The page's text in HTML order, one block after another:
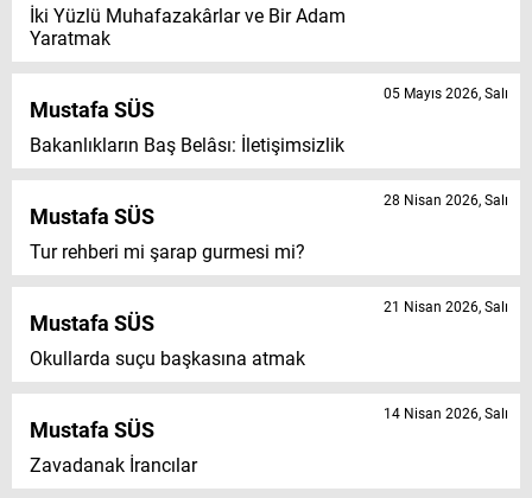
İki Yüzlü Muhafazakârlar ve Bir Adam
Yaratmak
Mustafa SÜS
Bakanlıkların Baş Belâsı: İletişimsizlik
05 Mayıs 2026, Salı
Mustafa SÜS
Tur rehberi mi şarap gurmesi mi?
28 Nisan 2026, Salı
Mustafa SÜS
Okullarda suçu başkasına atmak
21 Nisan 2026, Salı
Mustafa SÜS
Zavadanak İrancılar
14 Nisan 2026, Salı